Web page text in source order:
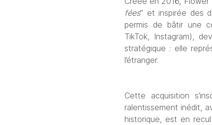
fées” et inspirée des
permis de bâtir une
TikTok, Instagram),
stratégique : elle
l’étranger.
Cette acquisition
ralentissement inédit,
historique, est en